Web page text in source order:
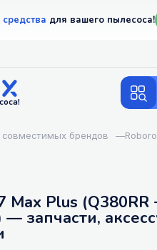
для вашего пылесоса!
совместимых брендов —
Max Plus (Q380RR
— запчасти,